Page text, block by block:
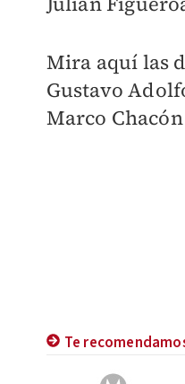
Mira aquí las
Gustavo
Marco Chacón
Te